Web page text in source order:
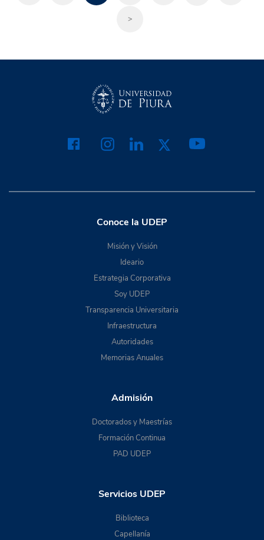
>
Conoce la UDEP
Misión y Visión
Ideario
Estrategia Corporativa
Soy UDEP
Transparencia Universitaria
Infraestructura
Autoridades
Memorias Anuales
Admisión
Doctorados y Maestrías
Formación Continua
PAD UDEP
Servicios UDEP
Biblioteca
Capellanía